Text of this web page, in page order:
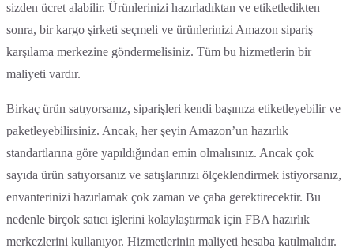
sizden ücret alabilir. Ürünlerinizi hazırladıktan ve etiketledikten
sonra, bir kargo şirketi seçmeli ve ürünlerinizi Amazon sipariş
karşılama merkezine göndermelisiniz. Tüm bu hizmetlerin bir
maliyeti vardır.
Birkaç ürün satıyorsanız, siparişleri kendi başınıza etiketleyebilir ve
paketleyebilirsiniz. Ancak, her şeyin Amazon’un hazırlık
standartlarına göre yapıldığından emin olmalısınız. Ancak çok
sayıda ürün satıyorsanız ve satışlarınızı ölçeklendirmek istiyorsanız,
envanterinizi hazırlamak çok zaman ve çaba gerektirecektir. Bu
nedenle birçok satıcı işlerini kolaylaştırmak için FBA hazırlık
merkezlerini kullanıyor. Hizmetlerinin maliyeti hesaba katılmalıdır.